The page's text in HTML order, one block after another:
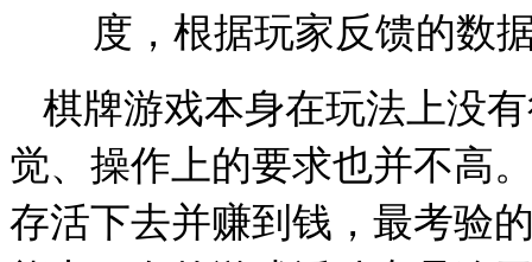
度，根据玩家反馈的数
棋牌游戏本身在玩法上没
觉、操作上的要求也并不高
存活下去并赚到钱，最考验